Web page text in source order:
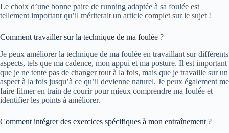
Le choix d’une bonne paire de running adaptée à sa foulée est
tellement important qu’il mériterait un article complet sur le sujet !
Comment travailler sur la technique de ma foulée ?
Je peux améliorer la technique de ma foulée en travaillant sur différents
aspects, tels que ma cadence, mon appui et ma posture. Il est important
que je ne tente pas de changer tout à la fois, mais que je travaille sur un
aspect à la fois jusqu’à ce qu’il devienne naturel. Je peux également me
faire filmer en train de courir pour mieux comprendre ma foulée et
identifier les points à améliorer.
Comment intégrer des exercices spécifiques à mon entraînement ?